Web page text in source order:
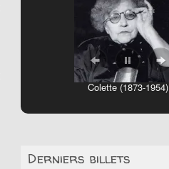
Colette (1873-1954)
Derniers billets